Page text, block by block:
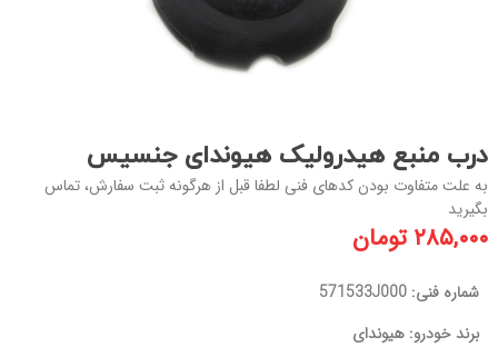
درب منبع هیدرولیک هیوندای جنسیس
به علت متفاوت بودن کدهای فنی لطفا قبل از هرگونه ثبت سفارش، تماس
بگیرید
۲۸۵,۰۰۰ تومان
شماره فنی: 571533J000
برند خودرو: هیوندای